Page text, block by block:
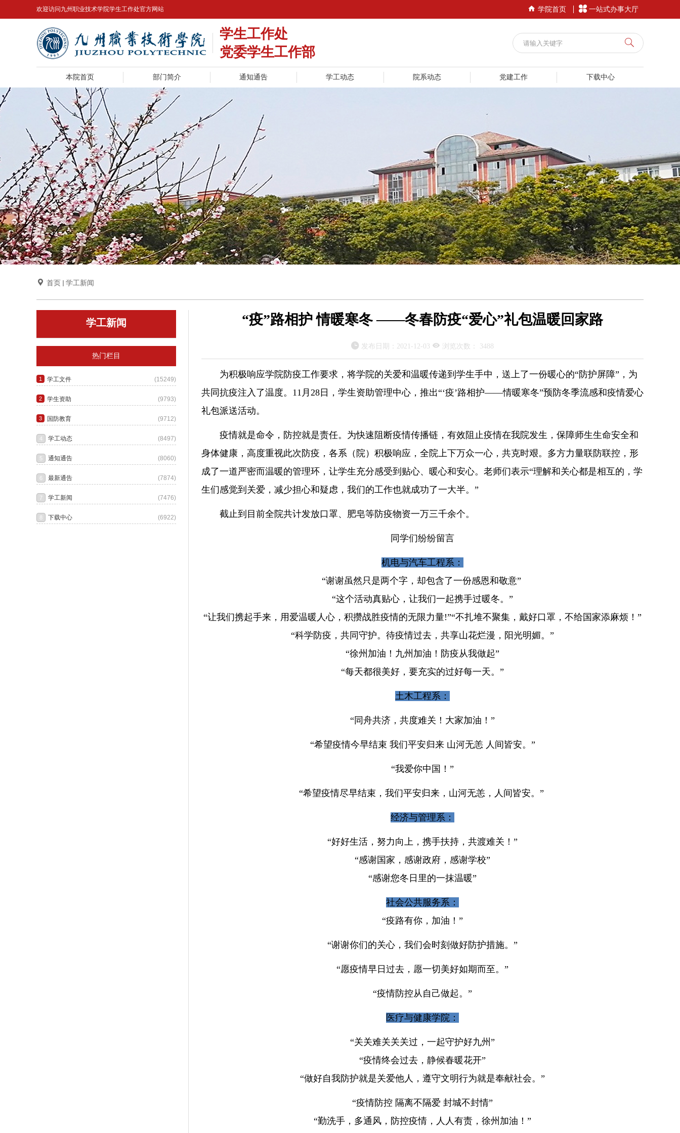
欢迎访问九州职业技术学院学生工作处官方网站  学院首页  一站式办事大厅
学生工作处
党委学生工作部
本院首页 部门简介 通知通告 学工动态 院系动态 党建工作 下载中心
 首页 学工新闻
学工新闻
热门栏目
“疫”路相护 情暖寒冬 ——冬春防疫“爱心”礼包温暖回家路
 发布日期： 2021-12-03  浏览次数： 3488
为积极响应学院防疫工作要求，将学院的关爱和温暖传递到学生手中，送上了一份暖心的“防护屏障”，为
共同抗疫注入了温度。11月28日，学生资助管理中心，推出“‘疫’路相护——情暖寒冬”预防冬季流感和疫情爱心
礼包派送活动。
疫情就是命令，防控就是责任。为快速阻断疫情传播链，有效阻止疫情在我院发生，保障师生生命安全和
身体健康，高度重视此次防疫，各系（院）积极响应，全院上下万众一心，共克时艰。多方力量联防联控，形
成了一道严密而温暖的管理环，让学生充分感受到贴心、暖心和安心。老师们表示“理解和关心都是相互的，学
生们感觉到关爱，减少担心和疑虑，我们的工作也就成功了一大半。”
截止到目前全院共计发放口罩、肥皂等防疫物资一万三千余个。
同学们纷纷留言
机电与汽车工程系：
“谢谢虽然只是两个字，却包含了一份感恩和敬意”
“这个活动真贴心，让我们一起携手过暖冬。”
“让我们携起手来，用爱温暖人心，积攒战胜疫情的无限力量!”“不扎堆不聚集，戴好口罩，不给国家添麻烦！”
“科学防疫，共同守护。待疫情过去，共享山花烂漫，阳光明媚。”
“徐州加油！九州加油！防疫从我做起”
“每天都很美好，要充实的过好每一天。”
土木工程系：
“同舟共济，共度难关！大家加油！”
“希望疫情今早结束 我们平安归来 山河无恙 人间皆安。”
“我爱你中国！”
“希望疫情尽早结束，我们平安归来，山河无恙，人间皆安。”
经济与管理系：
“好好生活，努力向上，携手扶持，共渡难关！”
“感谢国家，感谢政府，感谢学校”
“感谢您冬日里的一抹温暖”
社会公共服务系：
“疫路有你，加油！”
“谢谢你们的关心，我们会时刻做好防护措施。”
“愿疫情早日过去，愿一切美好如期而至。”
“疫情防控从自己做起。”
医疗与健康学院：
“关关难关关关过，一起守护好九州”
“疫情终会过去，静候春暖花开”
“做好自我防护就是关爱他人，遵守文明行为就是奉献社会。”
“疫情防控 隔离不隔爱 封城不封情”
“勤洗手，多通风，防控疫情，人人有责，徐州加油！”